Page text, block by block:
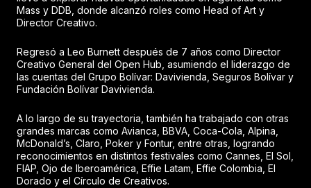
Mass y DDB, donde alcanzó roles como Head of Art y
Director Creativo.
Regresó a Leo Burnett después de 7 años como Director
Creativo General del Open Hub, asumiendo el liderazgo de
las cuentas del Grupo Bolívar: Davivienda, Seguros Bolívar y
Fundación Bolívar Davivienda.
A lo largo de su trayectoria, también ha trabajado con otras
grandes marcas como Avianca, BBVA, Coca-Cola, Alpina,
McDonald’s, Claro, Poker y Fontur, entre otras, logrando
reconocimientos en distintos festivales como Cannes, El Sol,
FIAP, Ojo de Iberoamérica, Effie Latam, Effie Colombia, El
Dorado y el Círculo de Creativos.